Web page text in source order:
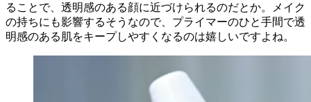
ることで、透明感のある顔に近づけられるのだとか。メイク
の持ちにも影響するそうなので、プライマーのひと手間で透
明感のある肌をキープしやすくなるのは嬉しいですよね。